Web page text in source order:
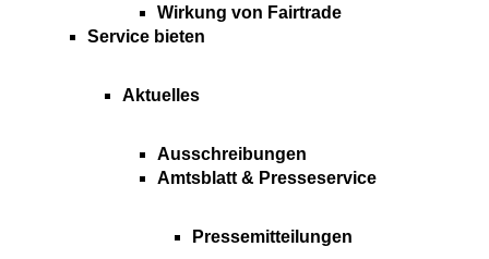
Wirkung von Fairtrade
Service bieten
Aktuelles
Ausschreibungen
Amtsblatt & Presseservice
Pressemitteilungen